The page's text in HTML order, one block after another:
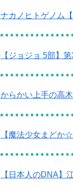
ナカノヒトゲノム
【ジョジョ 5部】
からかい上手の高
【魔法少女まどか
【日本人のDNA】